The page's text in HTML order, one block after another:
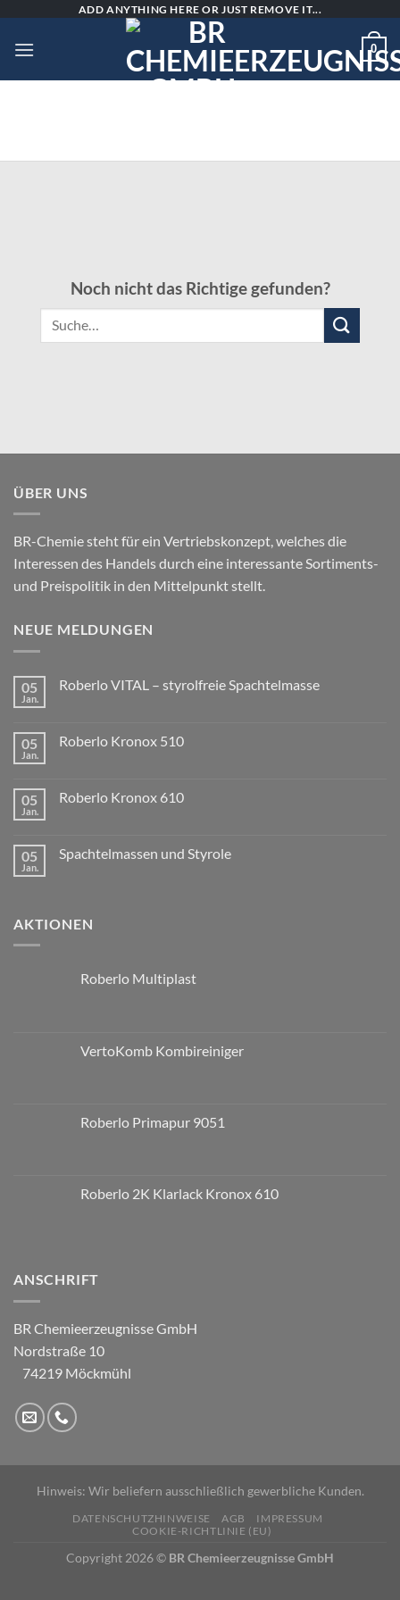
content
ADD ANYTHING HERE OR JUST REMOVE IT...
0
Noch nicht das Richtige gefunden?
Suche
ÜBER UNS
BR-Chemie steht für ein Vertriebskonzept, welches die
Interessen des Handels durch eine interessante Sortiments-
und Preispolitik in den Mittelpunkt stellt.
NEUE MELDUNGEN
05
Jan.
Roberlo VITAL – styrolfreie Spachtelmasse
05
Jan.
Roberlo Kronox 510
05
Jan.
Roberlo Kronox 610
05
Jan.
Spachtelmassen und Styrole
AKTIONEN
Roberlo Multiplast
VertoKomb Kombireiniger
Roberlo Primapur 9051
Roberlo 2K Klarlack Kronox 610
ANSCHRIFT
BR Chemieerzeugnisse GmbH
Nordstraße 10
74219 Möckmühl
Hinweis: Wir beliefern ausschließlich gewerbliche Kunden.
DATENSCHUTZHINWEISE AGB
IMPRESSUM
COOKIE-RICHTLINIE (EU)
Copyright 2026 © BR Chemieerzeugnisse GmbH